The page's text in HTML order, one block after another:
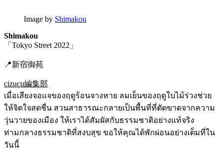
Image by Shimakou
Shimakou
「Tokyo Street 2022」
📍新宿御苑
cizucu編集部
เมื่อเสียงจอแจของฤดูร้อนจางหาย ลมเย็นของฤดูใบไม้ร่วงช่วย
ให้จิตใจสดชื่น สวนสาธารณะกลายเป็นพื้นที่ที่ตัดขาดจากความ
วุ่นวายของเมือง ให้เราได้สัมผัสกับธรรมชาติอย่างแท้จริง
ท่ามกลางธรรมชาติที่สงบสุข ขอให้คุณได้พักผ่อนอย่างเต็มที่ใน
วันนี้